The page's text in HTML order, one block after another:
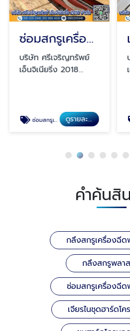
ซ่อมสกรูเครื่องฉีดพลาสติก
บริษัท ศรีเจริญทรัพย์
เอ็นจิเนียริ่ง 2018
ซ่อมสกรูเครื่องฉีดพลาสติก ดูรายละเอียด
คำค้นสิ
กลึงสกรูเครื่องฉี
กลึงสกรูพลา
ซ่อมสกรูเครื่องฉี
เจียรไนชุดฮาร์ดโ